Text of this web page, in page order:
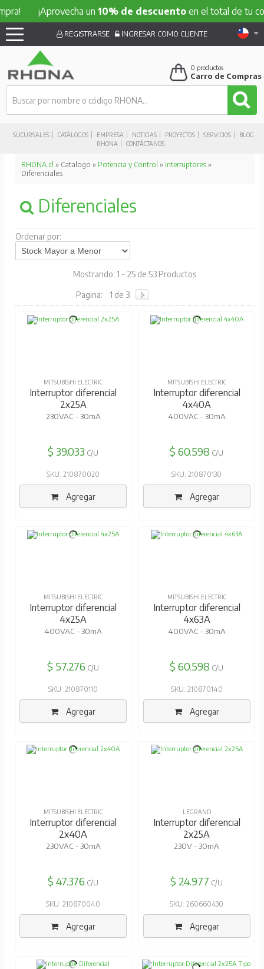
¡Aprovecha un10% de descuentoen el total de tu
SUCURSALES CATÁLOGOS EMPRESA NOTICIAS PROYECTOS SERVICIOS
BLOG
RHONA
CONTÁCTANOS
REGISTRARSE INGRESAR COMO CLIENTE
0 productos
Carro de Compras
RHONA.cl » Catalogo » Potencia y Control » Interruptores»
Diferenciales
Diferenciales
Ordenar por:
Mostrando: 1 - 25 de 53 Productos
Pagina: 1 de 3
MITSUBISHI ELECTRIC
Interruptor diferencial
2x25A
230VAC - 30mA
$ 39.033 C/U
SKU: 210870020
Agregar
MITSUBISHI ELECTRIC
Interruptor diferencial
4x40A
400VAC - 30mA
$ 60.598 C/U
SKU: 210870130
Agregar
MITSUBISHI ELECTRIC
Interruptor diferencial
4x25A
400VAC - 30mA
$ 57.276 C/U
SKU: 210870110
Agregar
MITSUBISHI ELECTRIC
Interruptor diferencial
4x63A
400VAC - 30mA
$ 60.598 C/U
SKU: 210870140
Agregar
MITSUBISHI ELECTRIC
Interruptor diferencial
2x40A
230VAC - 30mA
$ 47.376 C/U
SKU: 210870040
Agregar
LEGRAND
Interruptor diferencial
2x25A
230V - 30mA
$ 24.977 C/U
SKU: 260660430
Agregar